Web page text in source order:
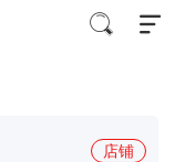
店铺